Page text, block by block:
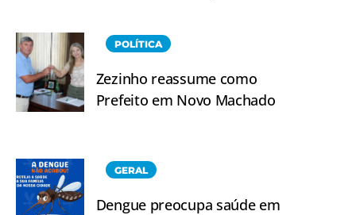
POLÍTICA
Zezinho reassume como
Prefeito em Novo Machado
GERAL
Dengue preocupa saúde em